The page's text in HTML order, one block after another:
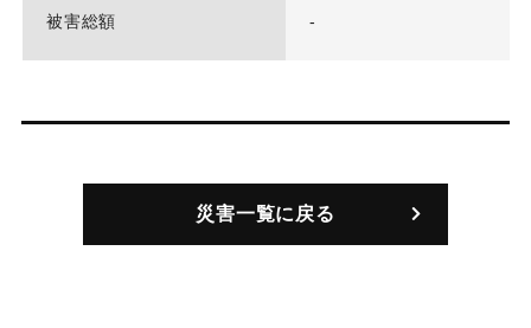
被害総額 -
災害一覧に戻る